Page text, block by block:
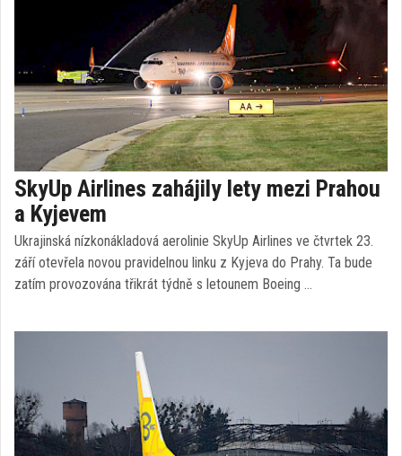
SkyUp Airlines zahájily lety mezi Prahou
a Kyjevem
Ukrajinská nízkonákladová aerolinie SkyUp Airlines ve čtvrtek 23.
září otevřela novou pravidelnou linku z Kyjeva do Prahy. Ta bude
zatím provozována třikrát týdně s letounem Boeing …